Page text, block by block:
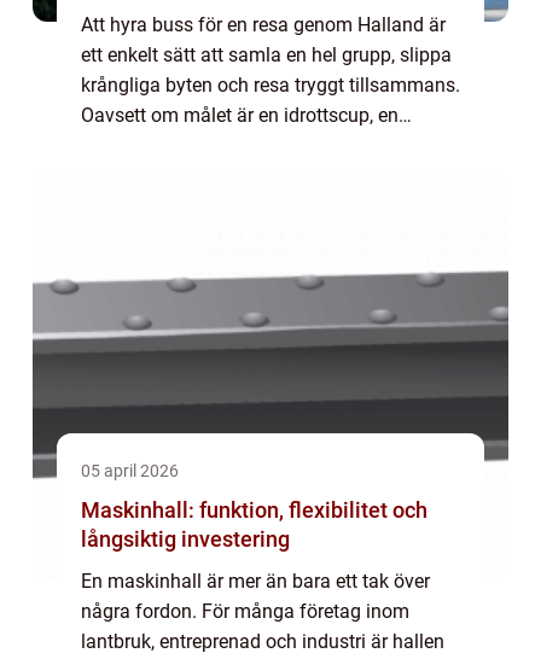
Att hyra buss för en resa genom Halland är
ett enkelt sätt att samla en hel grupp, slippa
krångliga byten och resa tryggt tillsammans.
Oavsett om målet är en idrottscup, en
05 april 2026
Maskinhall: funktion, flexibilitet och
långsiktig investering
En maskinhall är mer än bara ett tak över
några fordon. För många företag inom
lantbruk, entreprenad och industri är hallen